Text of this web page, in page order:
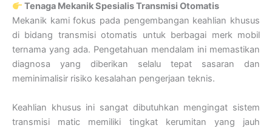
Tenaga Mekanik Spesialis Transmisi Otomatis
Mekanik kami fokus pada pengembangan keahlian khusus
di bidang transmisi otomatis untuk berbagai merk mobil
ternama yang ada. Pengetahuan mendalam ini memastikan
diagnosa yang diberikan selalu tepat sasaran dan
meminimalisir risiko kesalahan pengerjaan teknis.
Keahlian khusus ini sangat dibutuhkan mengingat sistem
transmisi matic memiliki tingkat kerumitan yang jauh